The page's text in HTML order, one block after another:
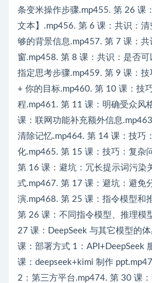
条变米操作步骤.mp455. 第 26 课
文本】.mp456. 第 6 课：共识：
够的背景信息.mp457. 第 7 课：
窗.mp458. 第 8 课：共识：是否
指定思考步骤.mp459. 第 9 课：
+ 你的目标.mp460. 第 10 课：技
程.mp461. 第 11 课：明确受众风
课：联网功能补充额外信息
清除记忆.mp464. 第 14 课：技巧
化.mp465. 第 15 课：技巧：复杂
第 16 课：避坑：冗长提示词污染
式.mp467. 第 17 课：避坑：避免
演.mp468. 第 25 课：指令模型和
第 26 课：不同指令模型、推理模
27 课：DeepSeek 与其它模型的
课：部署方式 1：API+DeepSeek
课：deepseek+kimi 制作
2：第三方平台.mp474. 第 30 课